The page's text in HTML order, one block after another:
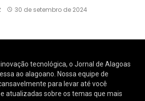
30 de setembro de 2024
tecnológica, o Jornal de Alagoas
ao alagoano. Nossa equipe de
para levar até você
atualizadas sobre os temas que mais